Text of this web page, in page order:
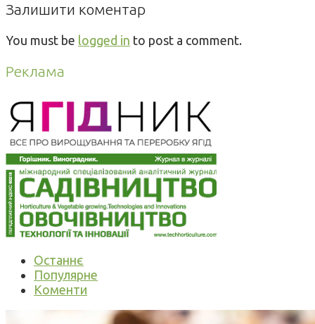
Залишити коментар
You must be logged in to post a comment.
Реклама
Останнє
Популярне
Коменти